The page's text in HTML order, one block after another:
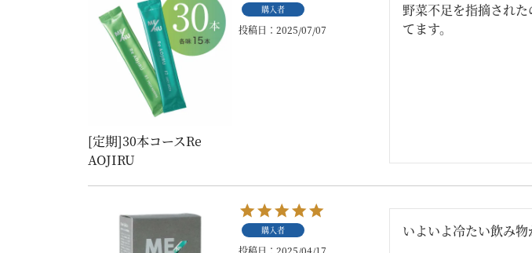
[定期]30本コースRe
AOJIRU
購入者
投稿日 2025/07/07
野菜不足を指摘され
てます。
購入者 いよいよ冷たい飲み